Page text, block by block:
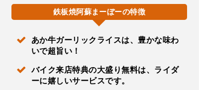
鉄板焼阿蘇まーぼーの特徴
あか牛ガーリックライスは、豊かな味わ
いで超旨い！
バイク来店特典の大盛り無料は、ライダ
ーに嬉しいサービスです。